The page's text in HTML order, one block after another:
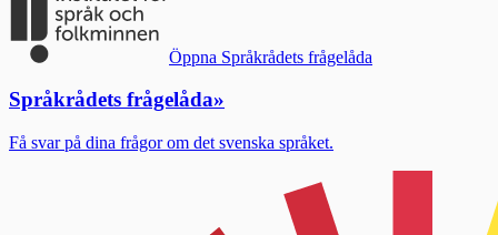
Öppna Språkrådets frågelåda
Språkrådets frågelåda»
Få svar på dina frågor om det svenska språket.